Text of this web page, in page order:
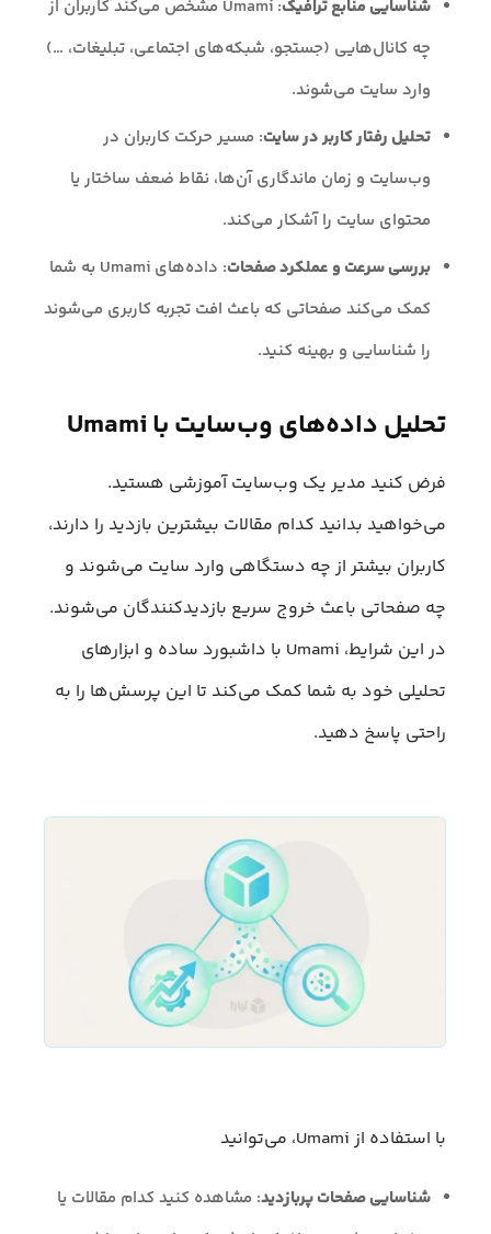
شناسایی منابع ترافیک
: Umami مشخص می‌کند کاربران از
چه کانال‌هایی (جستجو، شبکه‌های اجتماعی، تبلیغات، …)
وارد سایت می‌شوند.
تحلیل رفتار کاربر در سایت: مسیر حرکت کاربران در
وب‌سایت و زمان ماندگاری آن‌ها، نقاط ضعف ساختار یا
محتوای سایت را آشکار می‌کند.
بررسی سرعت و عملکرد صفحات
: داده‌های Umami به شما
کمک می‌کند صفحاتی که باعث افت تجربه کاربری می‌شوند
را شناسایی و بهینه کنید.
تحلیل داده‌های وب‌سایت با Umami
فرض کنید مدیر یک وب‌سایت آموزشی هستید.
می‌خواهید بدانید کدام مقالات بیشترین بازدید را دارند،
کاربران بیشتر از چه دستگاهی وارد سایت می‌شوند و
چه صفحاتی باعث خروج سریع بازدیدکنندگان می‌شوند.
در این شرایط، Umami با داشبورد ساده و ابزارهای
تحلیلی خود به شما کمک می‌کند تا این پرسش‌ها را به‌
راحتی پاسخ دهید.
با استفاده از Umami، می‌توانید
شناسایی صفحات پربازدید: مشاهده کنید کدام مقالات یا